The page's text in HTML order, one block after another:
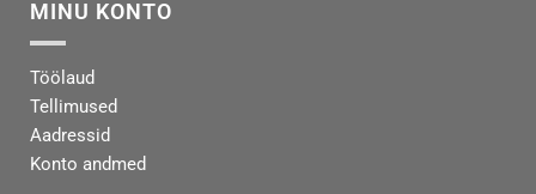
MINU KONTO
Töölaud
Tellimused
Aadressid
Konto andmed